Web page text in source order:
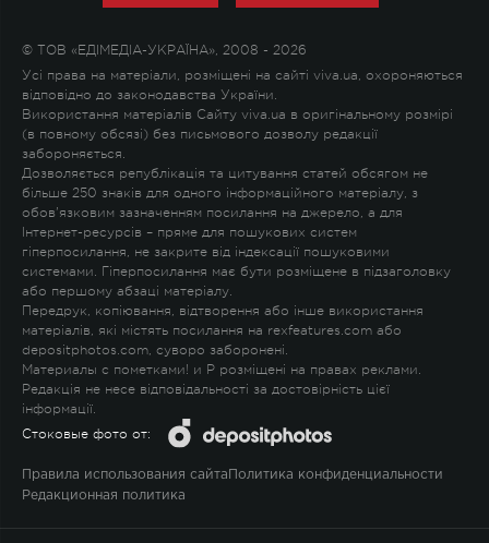
© ТОВ «ЕДІМЕДІА-УКРАЇНА», 2008 - 2026
Усі права на матеріали, розміщені на сайті viva.ua, охороняються
відповідно до законодавства України.
Використання матеріалів Сайту viva.ua в оригінальному розмірі
(в повному обсязі) без письмового дозволу редакції
забороняється.
Дозволяється републікація та цитування статей обсягом не
більше 250 знаків для одного інформаційного матеріалу, з
обов'язковим зазначенням посилання на джерело, а для
Інтернет-ресурсів – пряме для пошукових систем
гіперпосилання, не закрите від індексації пошуковими
системами. Гіперпосилання має бути розміщене в підзаголовку
або першому абзаці матеріалу.
Передрук, копіювання, відтворення або інше використання
матеріалів, які містять посилання на rexfeatures.com або
depositphotos.com, суворо заборонені.
Материалы с пометками! и P розміщені на правах реклами.
Редакція не несе відповідальності за достовірність цієї
інформації.
Стоковые фото от:
Правила использования сайта Политика конфиденциальности
Редакционная политика